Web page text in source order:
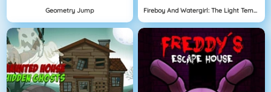
Geometry Jump Fireboy And Watergirl: The Light Temple